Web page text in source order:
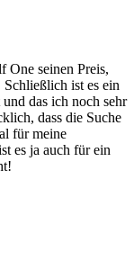
One seinen Preis,
ist es ein
das ich noch sehr
dass die Suche
für meine
es ja auch für ein